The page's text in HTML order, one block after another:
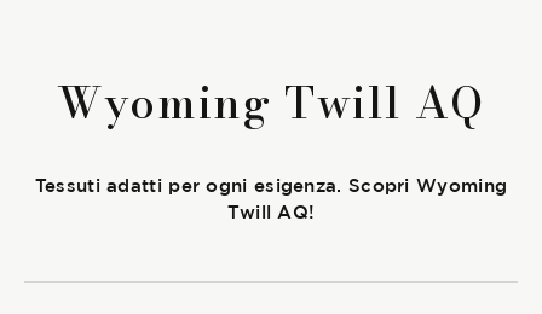
Wyoming Twill AQ
Tessuti adatti per ogni esigenza. Scopri Wyoming
Twill AQ!
Heart for Earth
Certificazioni